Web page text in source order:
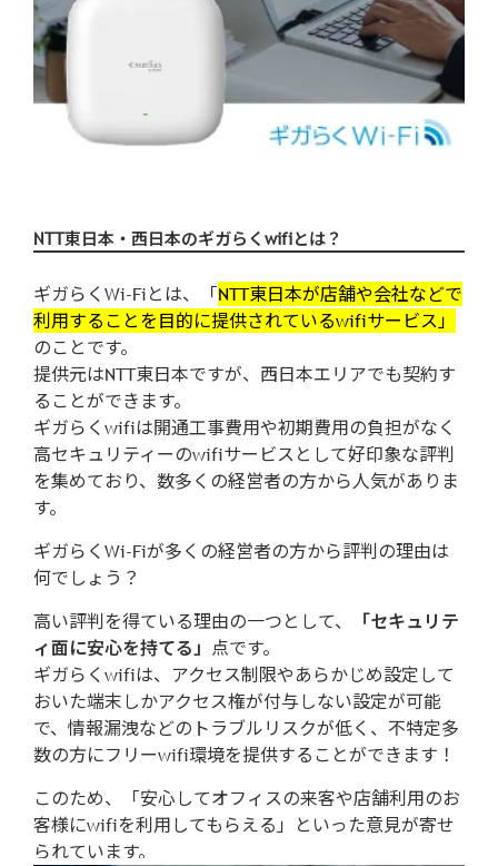
ハイエンドプラン
ハイエンド6プラン
訪問修理オプションサービスを利用できる
TT東日本・西日本が提供する高速度通信
のギガらくwi-fiiがおすすめ！
NTT東日本・西日本のギガらくwifiとは？
ギガらくWi-Fiとは、「NTT東日本が店舗や会社などで
利用することを目的に提供されているwifiサービス」
のことです。
提供元はNTT東日本ですが、西日本エリアでも契約す
ることができます。
ギガらくwifiは開通工事費用や初期費用の負担がなく
高セキュリティーのwifiサービスとして好印象な評判
を集めており、数多くの経営者の方から人気がありま
す。
ギガらくWi-Fiが多くの経営者の方から評判の理由は
何でしょう？
高い評判を得ている理由の一つとして、
「セキュリテ
ィ面に安心を持てる」 点です。
ギガらくwifiは、アクセス制限やあらかじめ設定して
おいた端末しかアクセス権が付与しない設定が可能
で、情報漏洩などのトラブルリスクが低く、不特定多
数の方にフリーwifi環境を提供することができます！
このため、「安心してオフィスの来客や店舗利用のお
客様にwifiを利用してもらえる」といった意見が寄せ
られています。